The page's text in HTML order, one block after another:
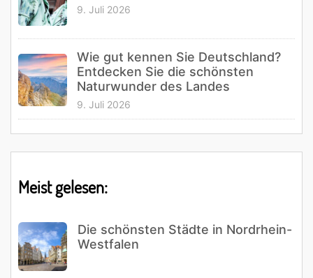
9. Juli 2026
Wie gut kennen Sie Deutschland?
Entdecken Sie die schönsten
Naturwunder des Landes
9. Juli 2026
Meist gelesen:
Die schönsten Städte in Nordrhein-
Westfalen